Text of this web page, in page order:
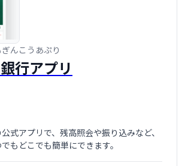
んこうあぷり
行アプリ
式アプリで、残高照会や振り込みなど、
もどこでも簡単にできます。